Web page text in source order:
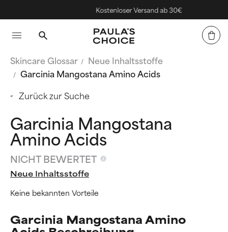
Kostenloser Versand ab 30€
Skincare Glossar
Neue Inhaltsstoffe
Garcinia Mangostana Amino Acids
Zurück zur Suche
Garcinia Mangostana
Amino Acids
NICHT BEWERTET
Neue Inhaltsstoffe
Keine bekannten Vorteile
Garcinia Mangostana Amino